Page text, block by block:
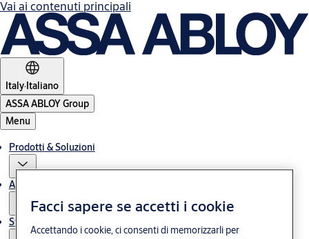
Vai ai contenuti principali
Italy·Italiano
ASSA ABLOY Group
Menu
Prodotti & Soluzioni
Assistenza post-vendita
Storie
Facci sapere se accetti i cookie
Accettando i cookie, ci consenti di memorizzarli per